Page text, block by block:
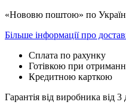
«Нововю поштою» по
Більше інформації про
Сплата по рахунку
Готівкою при
Кредитною карткою
Гарантія від виробника від 3